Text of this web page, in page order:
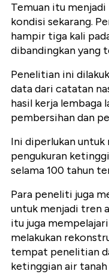
Temuan itu
kondisi sekarang.
hampir tiga kali
dibandingkan yang
Penelitian ini
data dari catatan
hasil kerja lembaga
pembersihan dan
Ini diperlukan
pengukuran
selama 100 tahun
Para peneliti juga
untuk menjadi tren
itu juga
melakukan
tempat penelitian
ketinggian air tanah